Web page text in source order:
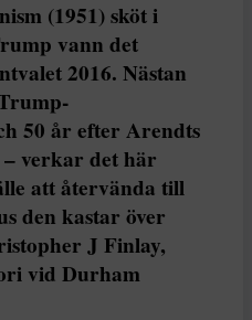
(1951) sköt i
vann det
2016. Nästan
50 år efter Arendts
verkar det här
att återvända till
den kastar över
J Finlay,
vid Durham